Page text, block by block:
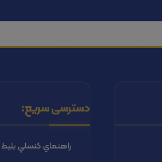
دسترسی سریع:
راهنماي كنسلي بليط